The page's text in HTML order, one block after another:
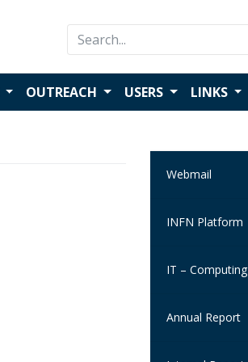
OUTREACH USERS LINKS
Webmail
INFN Platform
IT – Computing
Annual Report